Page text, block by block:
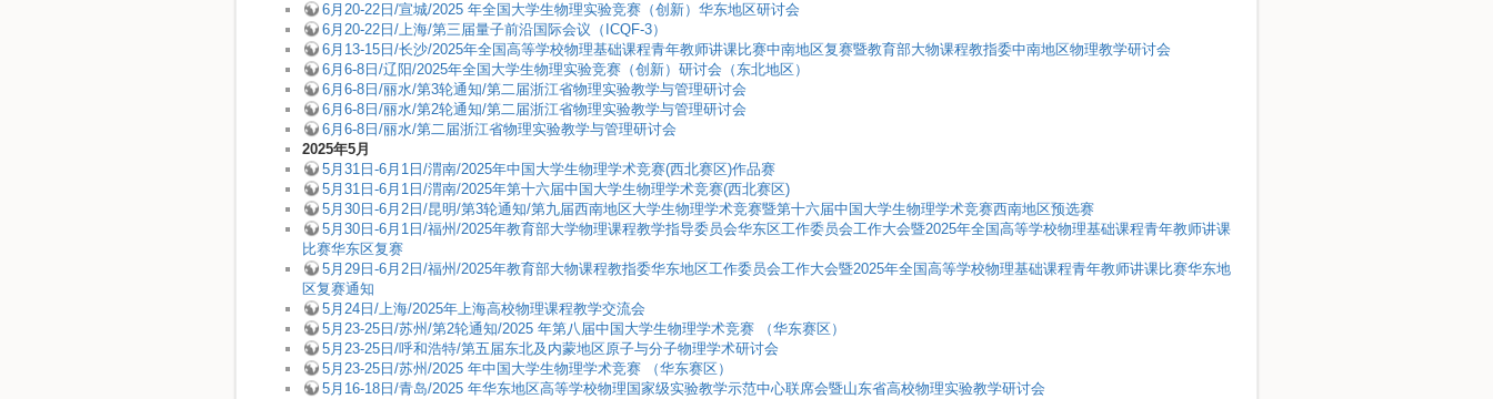
6月20-22日/宣城/2025 年全国大学生物理实验竞赛（创新）华东地区研讨会
6月20-22日/上海/第三届量子前沿国际会议（ICQF-3）
6月13-15日/长沙/2025年全国高等学校物理基础课程青年教师讲课比赛中南地区复赛暨教育部大物课程教指委中南地区物理教学研讨会
6月6-8日/辽阳/2025年全国大学生物理实验竞赛（创新）研讨会（东北地区）
6月6-8日/丽水/第3轮通知/第二届浙江省物理实验教学与管理研讨会
6月6-8日/丽水/第2轮通知/第二届浙江省物理实验教学与管理研讨会
6月6-8日/丽水/第二届浙江省物理实验教学与管理研讨会
2025年5月
5月31日-6月1日/渭南/2025年中国大学生物理学术竞赛(西北赛区)作品赛
5月31日-6月1日/渭南/2025年第十六届中国大学生物理学术竞赛(西北赛区)
5月30日-6月2日/昆明/第3轮通知/第九届西南地区大学生物理学术竞赛暨第十六届中国大学生物理学术竞赛西南地区预选赛
5月30日-6月1日/福州/2025年教育部大学物理课程教学指导委员会华东区工作委员会工作大会暨2025年全国高等学校物理基础课程青年教师讲课
比赛华东区复赛
5月29日-6月2日/福州/2025年教育部大物课程教指委华东地区工作委员会工作大会暨2025年全国高等学校物理基础课程青年教师讲课比赛华东地
区复赛通知
5月24日/上海/2025年上海高校物理课程教学交流会
5月23-25日/苏州/第2轮通知/2025 年第八届中国大学生物理学术竞赛 （华东赛区）
5月23-25日/呼和浩特/第五届东北及内蒙地区原子与分子物理学术研讨会
5月23-25日/苏州/2025 年中国大学生物理学术竞赛 （华东赛区）
5月16-18日/青岛/2025 年华东地区高等学校物理国家级实验教学示范中心联席会暨山东省高校物理实验教学研讨会